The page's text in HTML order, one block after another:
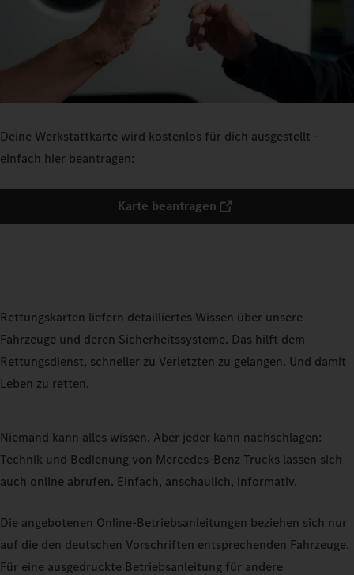
Deine Werkstattkarte wird kostenlos für dich ausgestellt –
einfach hier beantragen:
Karte beantragen
Rettungskarten liefern detailliertes Wissen über unsere
Fahrzeuge und deren Sicherheitssysteme. Das hilft dem
Rettungsdienst, schneller zu Verletzten zu gelangen. Und damit
Leben zu retten.
Niemand kann alles wissen. Aber jeder kann nachschlagen:
Technik und Bedienung von Mercedes‑Benz Trucks lassen sich
auch online abrufen. Einfach, anschaulich, informativ.
Die angebotenen Online-Betriebsanleitungen beziehen sich nur
auf die den deutschen Vorschriften entsprechenden Fahrzeuge.
Für eine ausgedruckte Betriebsanleitung für andere